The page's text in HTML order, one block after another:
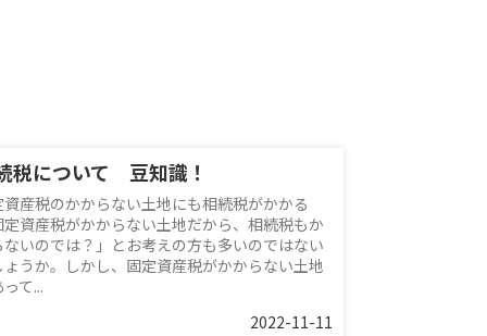
税について 豆知識！
資産税のかからない土地にも相続税がかかる
定資産税がかからない土地だから、相続税もか
ないのでは？」とお考えの方も多いのではない
ょうか。しかし、固定資産税がかからない土地
て...
2022-11-11